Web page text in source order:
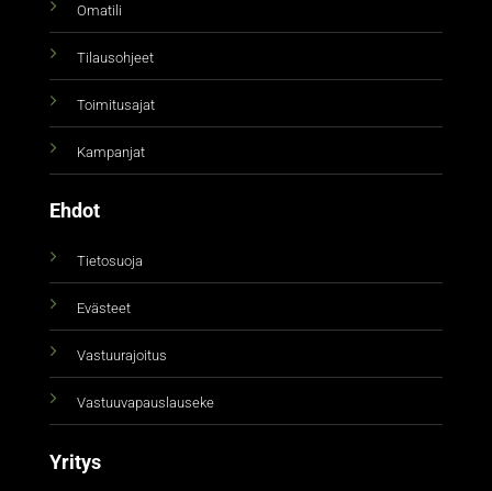
Omatili
Tilausohjeet
Toimitusajat
Kampanjat
Ehdot
Tietosuoja
Evästeet
Vastuurajoitus
Vastuuvapauslauseke
Yritys